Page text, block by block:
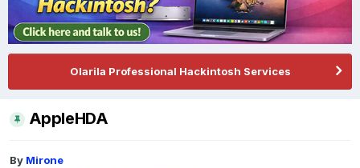
Olarila Professional Hackintosh Services
AppleHDA
By Mirone